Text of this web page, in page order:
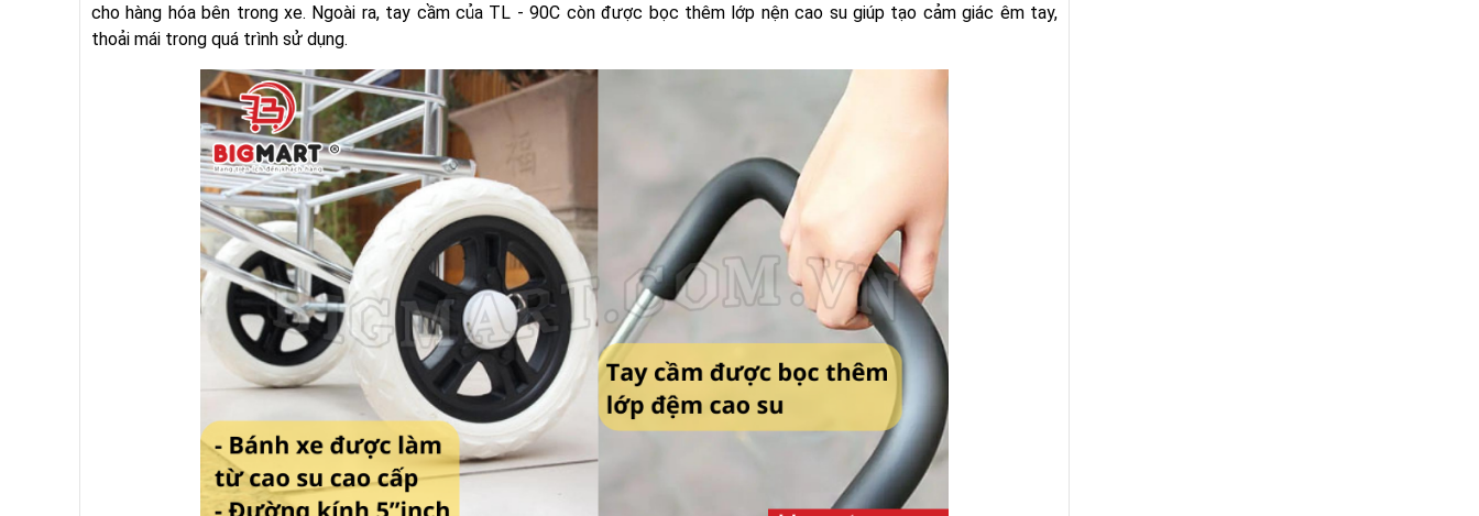
cho hàng hóa bên trong xe. Ngoài ra, tay cầm của TL - 90C còn được bọc thêm lớp nện cao su giúp tạo cảm giác êm tay,
thoải mái trong quá trình sử dụng.